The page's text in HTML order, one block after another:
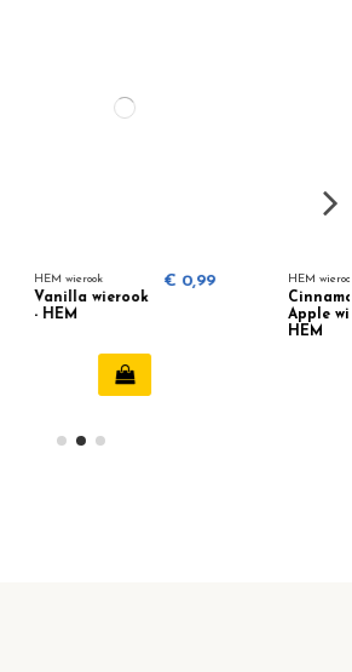
€ 0,99 HEM wierook € 0,99